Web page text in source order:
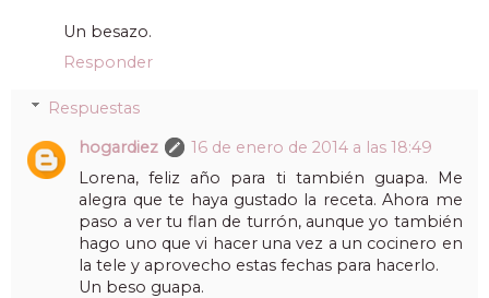
Un besazo.
Responder
Respuestas
hogardiez
16 de enero de 2014 a las 18:49
Lorena, feliz año para ti también guapa. Me
alegra que te haya gustado la receta. Ahora me
paso a ver tu flan de turrón, aunque yo también
hago uno que vi hacer una vez a un cocinero en
la tele y aprovecho estas fechas para hacerlo.
Un beso guapa.